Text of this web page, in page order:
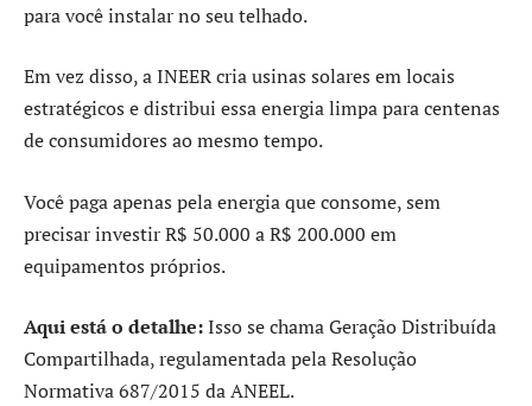
para você instalar no seu telhado.
Em vez disso, a INEER cria usinas solares em locais
estratégicos e distribui essa energia limpa para centenas
de consumidores ao mesmo tempo.
Você paga apenas pela energia que consome, sem
precisar investir R$ 50.000 a R$ 200.000 em
equipamentos próprios.
Aqui está o detalhe:Isso se chama Geração Distribuída
Compartilhada, regulamentada pela Resolução
Normativa 687/2015 da ANEEL.